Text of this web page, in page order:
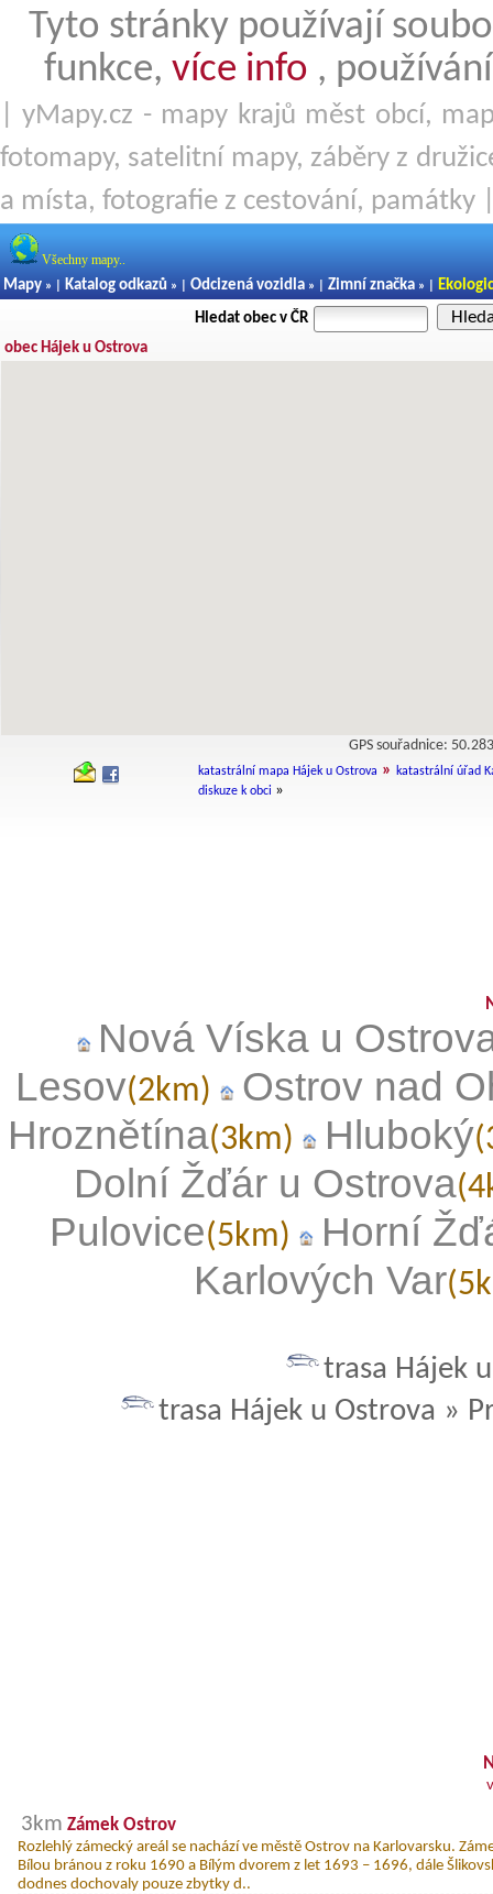
Tyto stránky používají
funkce, více info ,
| yMapy.cz - mapy krajů měst obcí,
fotomapy, satelitní mapy, záběry z
a místa, fotografie z cestování, památky
Všechny mapy..
Mapy » | Katalog odkazů » | Odcizená vozidla » | Zimní značka » |
Hledat obec v ČR
obec Hájek u Ostrova
GPS souřadnice:
katastrální mapa Hájek u Ostrova » katastrální úřad
diskuze k obci »
Nová Víska u
Lesov(2km)
Ostrov nad
Hroznětína(3km) Hluboký
Dolní Žďár u Ostrova
Pulovice(5km)
Horní
Karlových Var
trasa Hájek
trasa Hájek u Ostrova »
3km Zámek Ostrov
Rozlehlý zámecký areál se nachází ve městě Ostrov na Karlovarsku.
Bílou bránou z roku 1690 a Bílým dvorem z let 1693 – 1696, dále
dodnes dochovaly pouze zbytky d..